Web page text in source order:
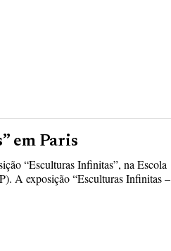
em Paris
“Esculturas Infinitas”, na Escola
A exposição “Esculturas Infinitas –